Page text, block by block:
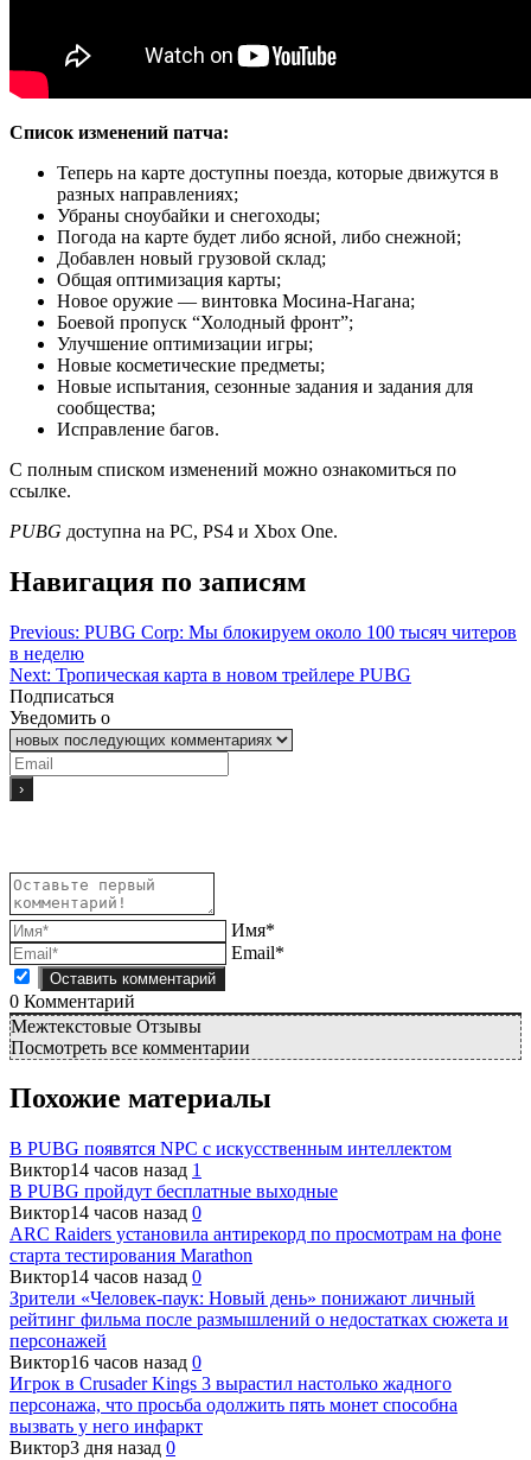
Список изменений патча:
Теперь на карте доступны поезда, которые движутся в
разных направлениях;
Убраны сноубайки и снегоходы;
Погода на карте будет либо ясной, либо снежной;
Добавлен новый грузовой склад;
Общая оптимизация карты;
Новое оружие — винтовка Мосина-Нагана;
Боевой пропуск “Холодный фронт”;
Улучшение оптимизации игры;
Новые косметические предметы;
Новые испытания, сезонные задания и задания для
сообщества;
Исправление багов.
С полным списком изменений можно ознакомиться по
ссылке.
PUBG доступна на PC, PS4 и Xbox One.
Навигация по записям
Previous: PUBG Corp: Мы блокируем около 100 тысяч читеров
в неделю
Next: Тропическая карта в новом трейлере PUBG
Подписаться
Уведомить о
Имя*
Email*
0 Комментарий
Межтекстовые Отзывы
Посмотреть все комментарии
Похожие материалы
В PUBG появятся NPC с искусственным интеллектом
Виктор14 часов назад 1
В PUBG пройдут бесплатные выходные
Виктор14 часов назад 0
ARC Raiders установила антирекорд по просмотрам на фоне
старта тестирования Marathon
Виктор14 часов назад 0
Зрители «Человек-паук: Новый день» понижают личный
рейтинг фильма после размышлений о недостатках сюжета и
персонажей
Виктор16 часов назад 0
Игрок в Crusader Kings 3 вырастил настолько жадного
персонажа, что просьба одолжить пять монет способна
вызвать у него инфаркт
Виктор3 дня назад 0